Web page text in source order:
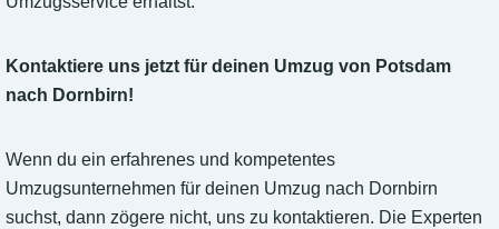
Kontaktiere uns jetzt für deinen Umzug von Potsdam
nach Dornbirn!
Wenn du ein erfahrenes und kompetentes
Umzugsunternehmen für deinen Umzug nach Dornbirn
suchst, dann zögere nicht, uns zu kontaktieren. Die Experten